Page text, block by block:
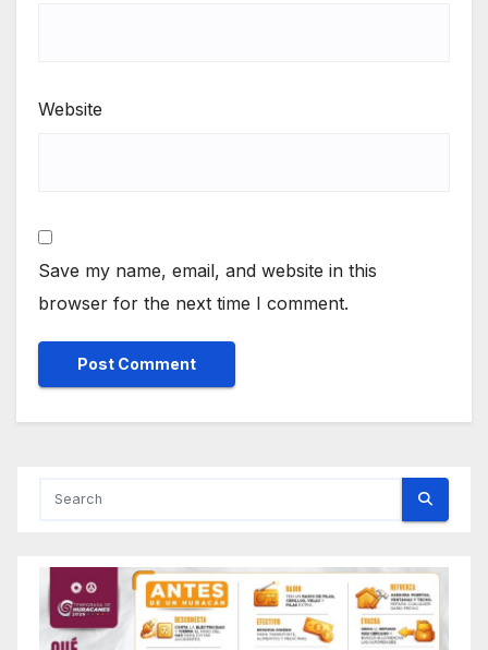
Website
Save my name, email, and website in this
browser for the next time I comment.